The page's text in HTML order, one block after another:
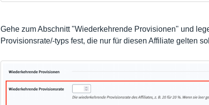
Gehe zum Abschnitt "Wiederkehrende Provisionen" und
Provisionsrate/-typs fest, die nur für diesen Affiliate gelten